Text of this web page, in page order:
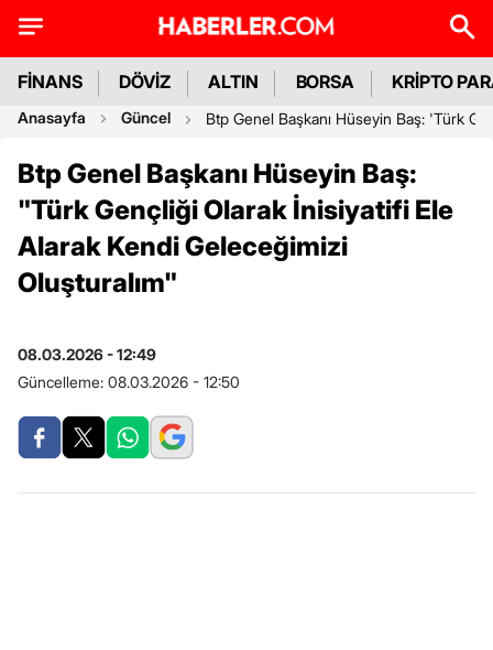
FİNANS DÖVİZ ALTIN BORSA KRİPTO
Anasayfa Güncel Btp Genel Başkanı Hüseyin Baş: 'Türk
Btp Genel Başkanı Hüseyin Baş:
"Türk Gençliği Olarak İnisiyatifi Ele
Alarak Kendi Geleceğimizi
Oluşturalım"
08.03.2026 - 12:49
Güncelleme: 08.03.2026 - 12:50